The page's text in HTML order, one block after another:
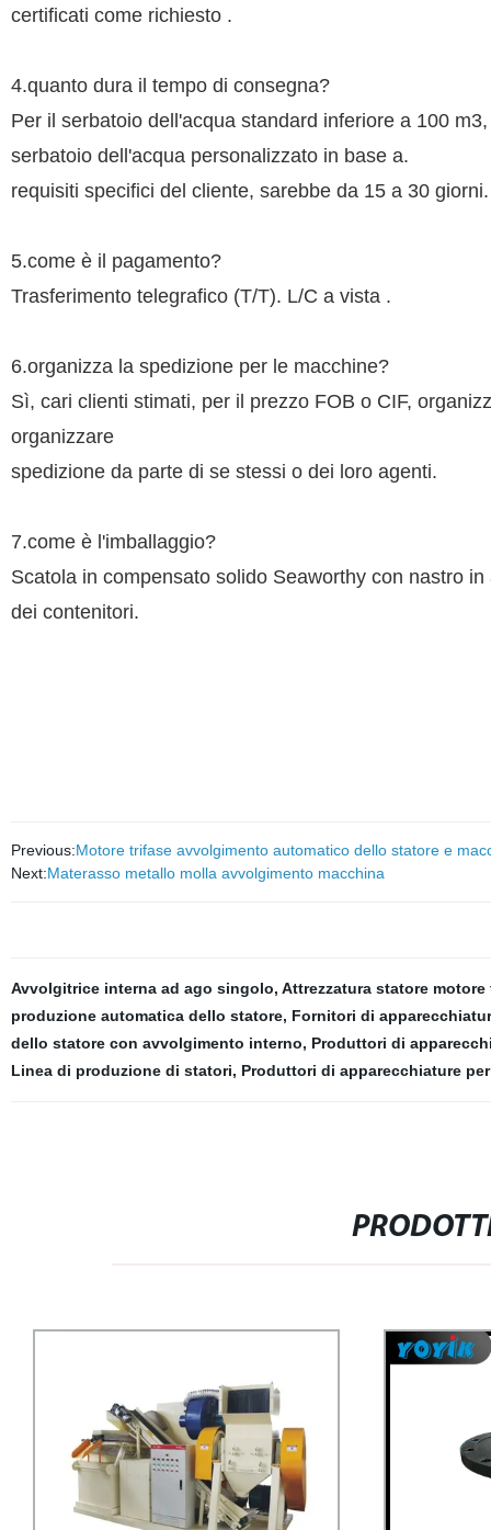
certificati come richiesto .
4.quanto dura il tempo di consegna?
Per il serbatoio dell'acqua standard inferiore a 100
serbatoio dell'acqua personalizzato in base a.
requisiti specifici del cliente, sarebbe da 15 a 30 giorni.
5.come è il pagamento?
Trasferimento telegrafico (T/T). L/C a vista .
6.organizza la spedizione per le macchine?
Sì, cari clienti stimati, per il prezzo FOB o CIF,
organizzare
spedizione da parte di se stessi o dei loro agenti.
7.come è l'imballaggio?
Scatola in compensato solido Seaworthy con nastro
dei contenitori.
Previous:Motore trifase avvolgimento automatico dello statore e
Next:Materasso metallo molla avvolgimento macchina
Avvolgitrice interna ad ago singolo, Attrezzatura statore motore
produzione automatica dello statore, Fornitori di
dello statore con avvolgimento interno, Produttori di
Linea di produzione di statori, Produttori di apparecchiature